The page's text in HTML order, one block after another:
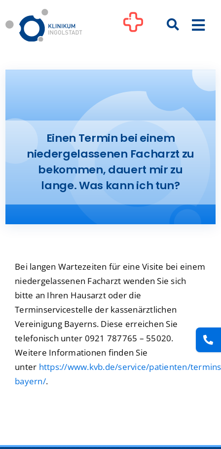
Inhalt
springen
Kliniken
Patienten & Besucher
Kontakt
Karriere
Suche
nach:
Einen Termin bei einem
niedergelassenen Facharzt zu
bekommen, dauert mir zu
lange. Was kann ich tun?
Bei langen Wartezeiten für eine Visite bei einem
niedergelassenen Facharzt wenden Sie sich
bitte an Ihren Hausarzt oder die
Terminservicestelle der kassenärztlichen
Vereinigung Bayerns. Diese erreichen Sie
telefonisch unter 0921 787765 – 55020.
Weitere Informationen finden Sie
unter https://www.kvb.de/service/patienten/
bayern/.